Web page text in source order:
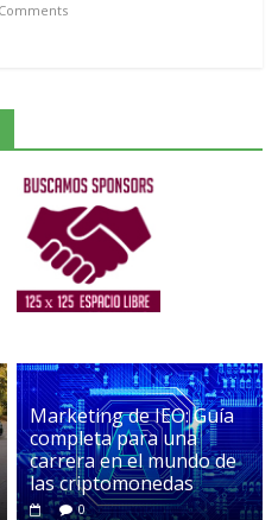
Marketing de IEO: Guía
completa para una
carrera en el mundo de
las criptomonedas
0